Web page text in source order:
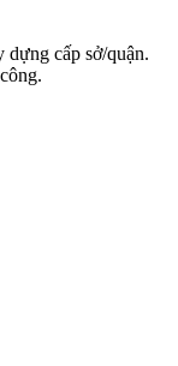
cấp sở/quận.